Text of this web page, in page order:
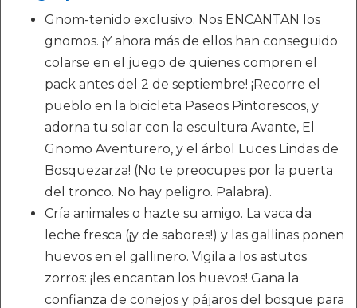
Gnom-tenido exclusivo. Nos ENCANTAN los
gnomos. ¡Y ahora más de ellos han conseguido
colarse en el juego de quienes compren el
pack antes del 2 de septiembre! ¡Recorre el
pueblo en la bicicleta Paseos Pintorescos, y
adorna tu solar con la escultura Avante, El
Gnomo Aventurero, y el árbol Luces Lindas de
Bosquezarza! (No te preocupes por la puerta
del tronco. No hay peligro. Palabra).
Cría animales o hazte su amigo. La vaca da
leche fresca (¡y de sabores!) y las gallinas ponen
huevos en el gallinero. Vigila a los astutos
zorros: ¡les encantan los huevos! Gana la
confianza de conejos y pájaros del bosque para